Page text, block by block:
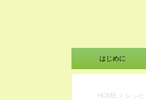
はじめに
HOME > レシピ